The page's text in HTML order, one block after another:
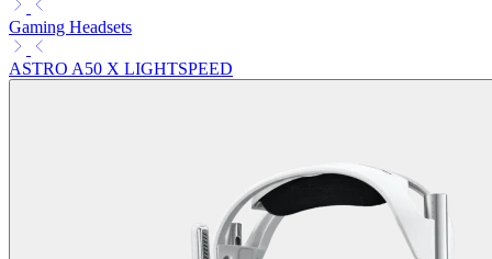
Gaming Headsets
ASTRO A50 X LIGHTSPEED